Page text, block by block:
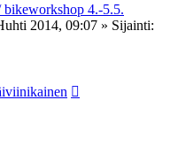
4.-5.5.
2014, 09:07 » Sijainti: